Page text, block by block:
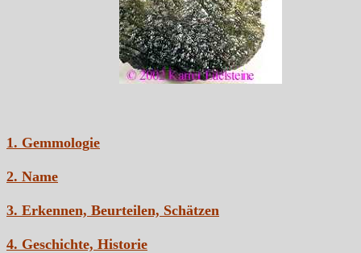
1. Gemmologie
2. Name
3. Erkennen, Beurteilen, Schätzen
4. Geschichte, Historie